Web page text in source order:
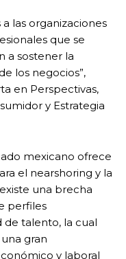
las organizaciones
que se
a sostener la
los negocios”,
en Perspectivas,
y Estrategia
mexicano ofrece
el nearshoring y la
una brecha
perfiles
de talento, la cual
gran
y laboral